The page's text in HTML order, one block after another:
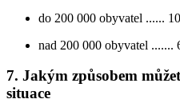
do 200 000 obyvatel ......
nad 200 000 obyvatel .......
7. Jakým způsobem
situace